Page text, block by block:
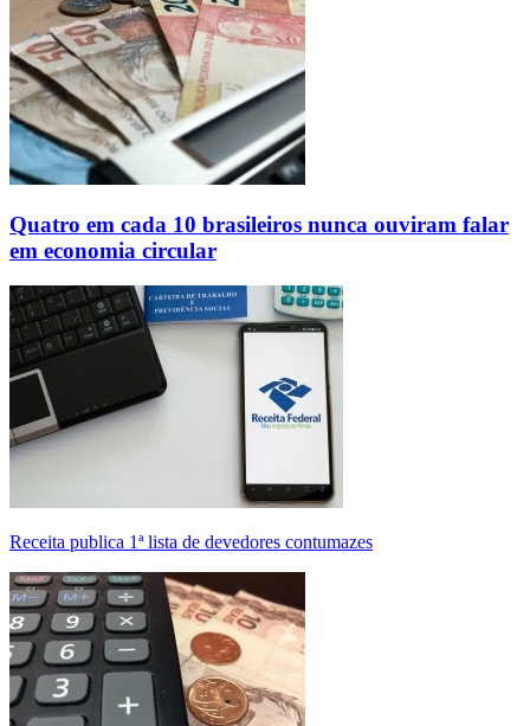
Quatro em cada 10 brasileiros nunca ouviram falar
em economia circular
Receita publica 1ª lista de devedores contumazes